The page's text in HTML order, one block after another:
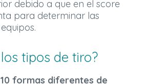
debido a que en el score
para determinar las
tipos de tiro?
10 formas diferentes de